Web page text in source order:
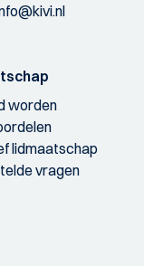
worden
lidmaatschap
vragen